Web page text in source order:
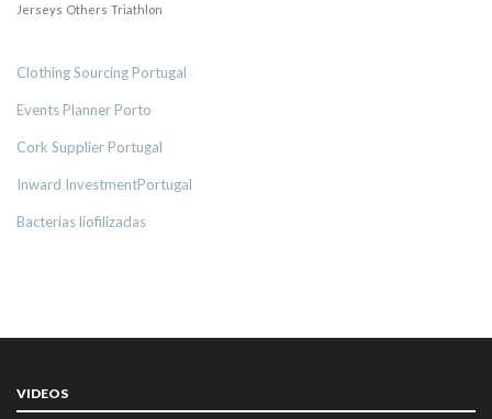
Jerseys Others Triathlon
Clothing Sourcing Portugal
Events Planner Porto
Cork Supplier Portugal
Inward InvestmentPortugal
Bacterias liofilizadas
VIDEOS